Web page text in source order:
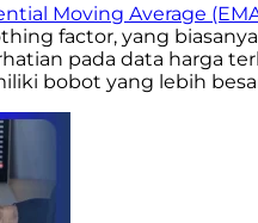
Moving Average
factor, yang
pada data harga
bobot yang lebih